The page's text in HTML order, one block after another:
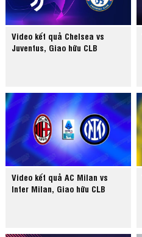
Video kết quả Chelsea vs
Juventus, Giao hữu CLB
Video kết quả AC Milan vs
Inter Milan, Giao hữu CLB